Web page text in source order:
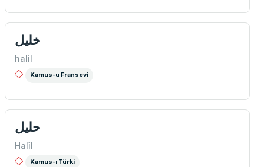
خلیل
halil
Kamus-u Fransevi
حلیل
Halîl
Kamus-ı Türki